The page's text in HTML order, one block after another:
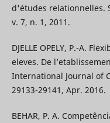
d'études relationnelles.
v. 7, n. 1, 2011.
DJELLE OPELY, P.-A.
eleves. De
International Journal of
29133-29141, Apr. 2016.
BEHAR, P. A.